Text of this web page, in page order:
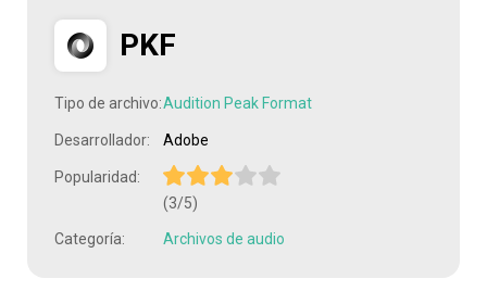
PKF
Tipo de archivo:Audition Peak Format
Desarrollador: Adobe
Popularidad:
(3/5)
Categoría: Archivos de audio